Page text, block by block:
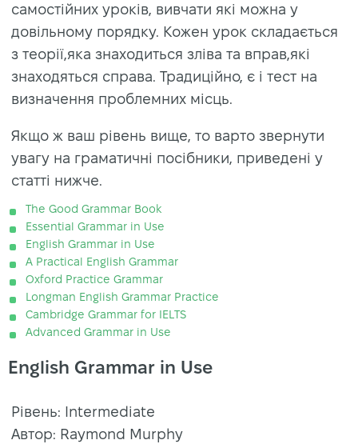
самостійних уроків, вивчати які можна у
довільному порядку. Кожен урок складається
з теорії,яка знаходиться зліва та вправ,які
знаходяться справа. Традиційно, є і тест на
визначення проблемних місць.
Якщо ж ваш рівень вище, то варто звернути
увагу на граматичні посібники, приведені у
статті нижче.
The Good Grammar Book
Essential Grammar in Use
English Grammar in Use
A Practical English Grammar
Oxford Practice Grammar
Longman English Grammar Practice
Cambridge Grammar for IELTS
Advanced Grammar in Use
English Grammar in Use
Рівень: Intermediate
Автор: Raymond Murphy